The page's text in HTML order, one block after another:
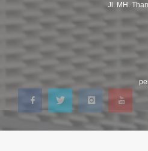
Jl. MH.